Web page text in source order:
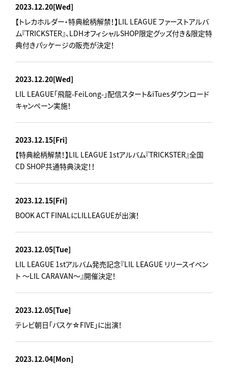
2023.12.20[Wed]
【トレカホルダー・特典絵柄解禁！】LIL LEAGUE ファーストアルバ
ム『TRICKSTER』、LDHオフィシャルSHOP限定グッズ付き＆限定特
典付きパッケージの販売が決定！
2023.12.20[Wed]
LIL LEAGUE「飛龍-FeiLong-」配信スタート&iTuesダウンロード
キャンペーン実施！
2023.12.15[Fri]
【特典絵柄解禁！】LIL LEAGUE 1stアルバム『TRICKSTER』全国
CD SHOP共通特典決定！！
2023.12.15[Fri]
BOOK ACT FINALにLILLEAGUEが出演！
2023.12.05[Tue]
LIL LEAGUE 1stアルバム発売記念『LIL LEAGUE リリースイベン
ト ～LIL CARAVAN～』開催決定！
2023.12.05[Tue]
テレビ朝日「バスケ☆FIVE」に出演！
2023.12.04[Mon]